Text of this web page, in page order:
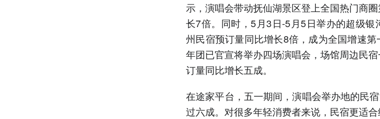
示，演唱会带动抚仙湖景区登上全国热门商
长7倍。同时，5月3日-5月5日举办的超级银
州民宿预订量同比增长8倍，成为全国增速
年团已官宣将举办四场演唱会，场馆周边民
订量同比增长五成。
在途家平台，五一期间，演唱会举办地的民
过六成。对很多年轻消费者来说，民宿更适